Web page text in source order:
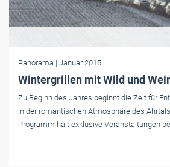
Panorama | Januar 2015
Wintergrillen mit Wild und
Zu Beginn des Jahres beginnt die Zeit für
in der romantischen Atmosphäre des
Programm hält exklusive Veranstaltungen